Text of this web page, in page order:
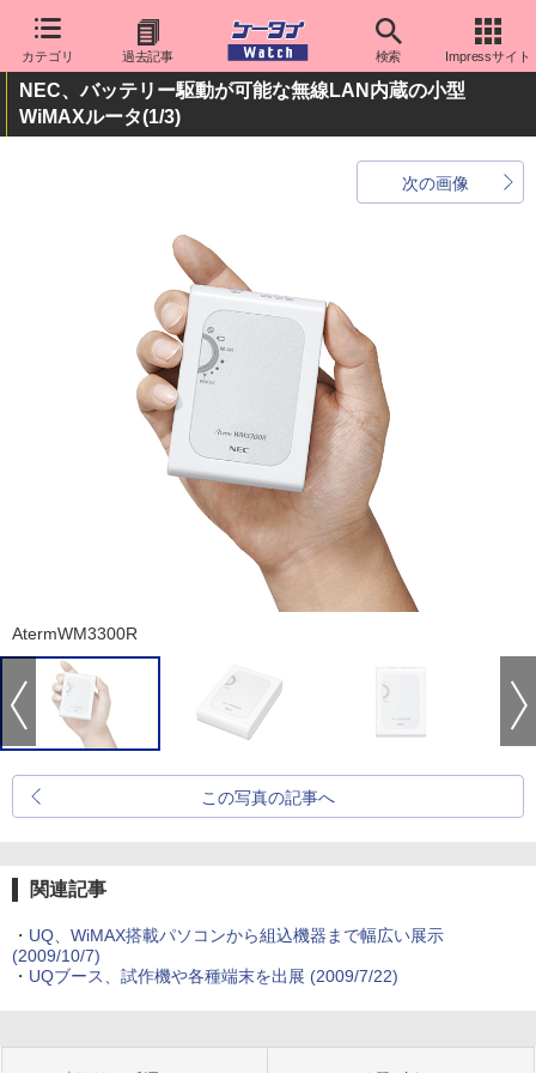
カテゴリ 過去記事 検索 Impressサイト
NEC、バッテリー駆動が可能な無線LAN内蔵の小型
WiMAXルータ(1/3)
次の画像
AtermWM3300R
この写真の記事へ
関連記事
・ UQ、WiMAX搭載パソコンから組込機器まで幅広い展示
(2009/10/7)
・ UQブース、試作機や各種端末を出展 (2009/7/22)